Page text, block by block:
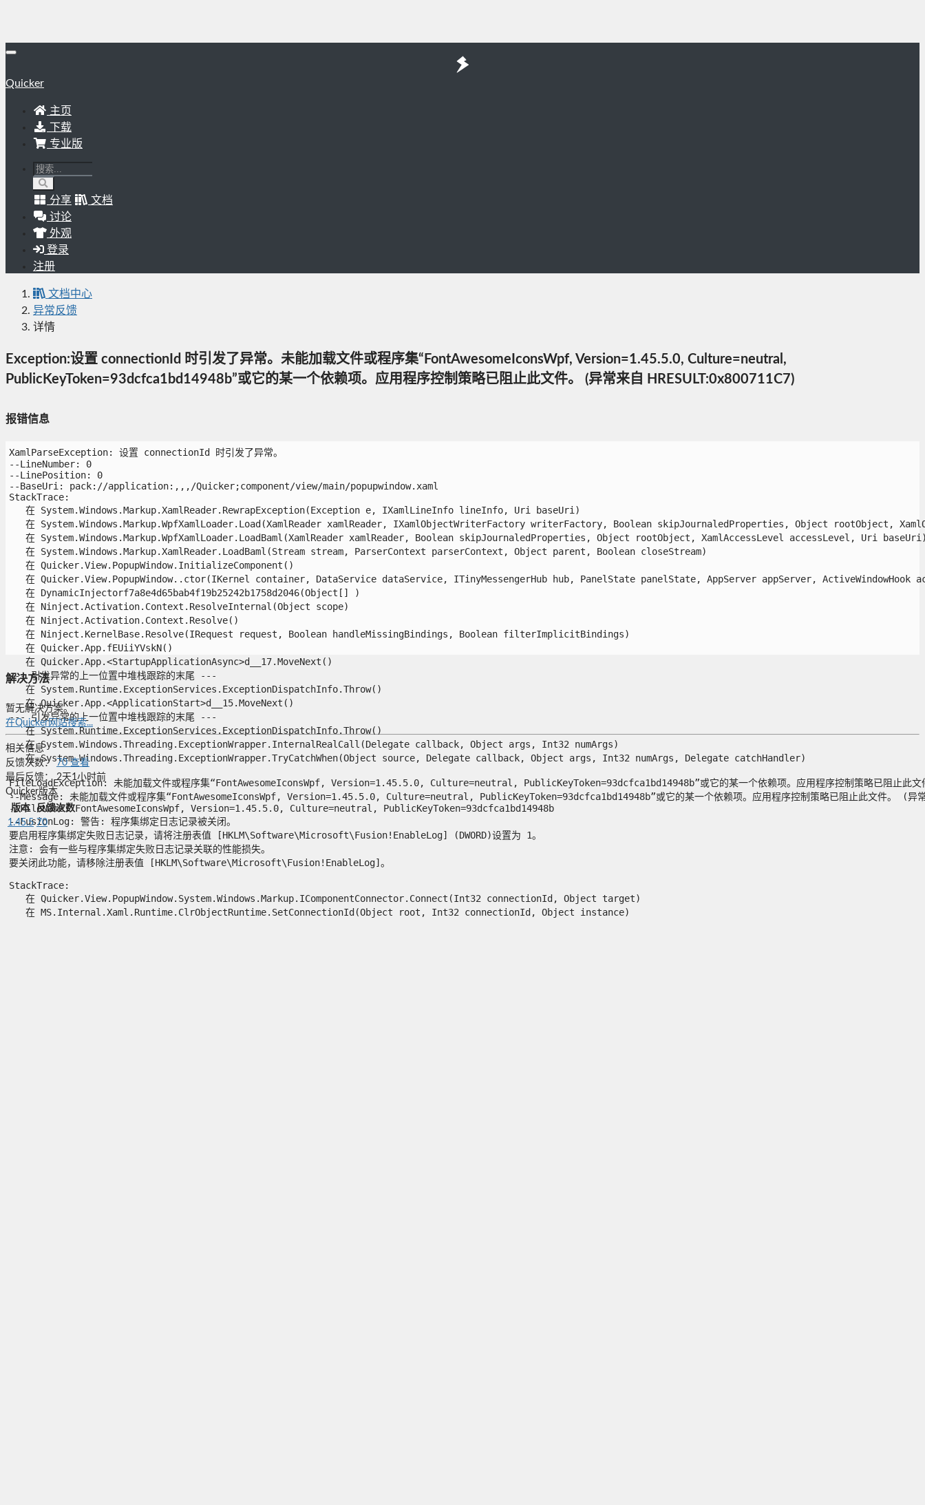
Quicker
主页
下载
专业版
分享
文档
讨论
外观
登录
注册
文档中心
异常反馈
详情
Exception:设置 connectionId 时引发了异常。未能加载文件或程序集“FontAwesomeIconsWpf, Version=1.45.5.0, Culture=neutral,
PublicKeyToken=93dcfca1bd14948b”或它的某一个依赖项。应用程序控制策略已阻止此文件。 (异常来自 HRESULT:0x800711C7)
报错信息
XamlParseException: 设置 connectionId 时引发了异常。
--LineNumber: 0
--LinePosition: 0
--BaseUri: pack://application:,,,/Quicker;component/view/main/popupwindow.xaml
StackTrace:
   在 System.Windows.Markup.XamlReader.RewrapException(Exception e, IXamlLineInfo lineInfo, Uri baseUri)
在 System.Windows.Markup.WpfXamlLoader.Load(XamlReader xamlReader, IXamlObjectWriterFactory writerFactory, Boolean skipJournaledProperties, Object rootObject,
在 System.Windows.Markup.WpfXamlLoader.LoadBaml(XamlReader xamlReader, Boolean skipJournaledProperties, Object rootObject, XamlAccessLevel accessLevel, Uri
   在 System.Windows.Markup.XamlReader.LoadBaml(Stream stream, ParserContext parserContext, Object parent, Boolean closeStream)
   在 Quicker.View.PopupWindow.InitializeComponent()
在 Quicker.View.PopupWindow..ctor(IKernel container, DataService dataService, ITinyMessengerHub hub, PanelState panelState, AppServer appServer,
   在 DynamicInjectorf7a8e4d65bab4f19b25242b1758d2046(Object[] )
   在 Ninject.Activation.Context.ResolveInternal(Object scope)
   在 Ninject.Activation.Context.Resolve()
   在 Ninject.KernelBase.Resolve(IRequest request, Boolean handleMissingBindings, Boolean filterImplicitBindings)
   在 Quicker.App.fEUiiYVskN()
   在 Quicker.App.<StartupApplicationAsync>d__17.MoveNext()
--- 引发异常的上一位置中堆栈跟踪的末尾 ---
   在 System.Runtime.ExceptionServices.ExceptionDispatchInfo.Throw()
   在 Quicker.App.<ApplicationStart>d__15.MoveNext()
--- 引发异常的上一位置中堆栈跟踪的末尾 ---
   在 System.Runtime.ExceptionServices.ExceptionDispatchInfo.Throw()
   在 System.Windows.Threading.ExceptionWrapper.InternalRealCall(Delegate callback, Object args, Int32 numArgs)
   在 System.Windows.Threading.ExceptionWrapper.TryCatchWhen(Object source, Delegate callback, Object args, Int32 numArgs, Delegate catchHandler)
FileLoadException: 未能加载文件或程序集“FontAwesomeIconsWpf, Version=1.45.5.0, Culture=neutral, PublicKeyToken=93dcfca1bd14948b”或它的某一个依赖项。应用程序控制策略已阻止此文
--Message: 未能加载文件或程序集“FontAwesomeIconsWpf, Version=1.45.5.0, Culture=neutral, PublicKeyToken=93dcfca1bd14948b”或它的某一个依赖项。应用程序控制策略已阻止此文件。 (异常
--FileName: FontAwesomeIconsWpf, Version=1.45.5.0, Culture=neutral, PublicKeyToken=93dcfca1bd14948b
--FusionLog: 警告: 程序集绑定日志记录被关闭。
要启用程序集绑定失败日志记录，请将注册表值 [HKLM\Software\Microsoft\Fusion!EnableLog] (DWORD)设置为 1。
注意: 会有一些与程序集绑定失败日志记录关联的性能损失。
要关闭此功能，请移除注册表值 [HKLM\Software\Microsoft\Fusion!EnableLog]。
StackTrace:
   在 Quicker.View.PopupWindow.System.Windows.Markup.IComponentConnector.Connect(Int32 connectionId, Object target)
   在 MS.Internal.Xaml.Runtime.ClrObjectRuntime.SetConnectionId(Object root, Int32 connectionId, Object instance)
解决方法
暂无解决方案。
在Quicker网站搜索...
相关信息
反馈次数： 70查看
最后反馈： 2天1小时前
Quicker版本
版本
反馈次数
1.45.5 70